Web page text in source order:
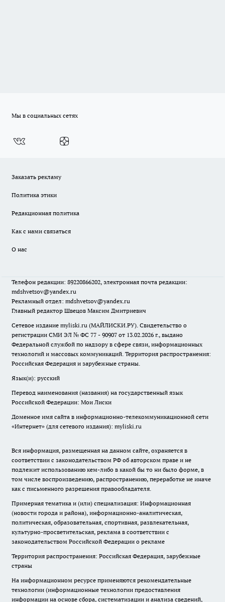
Мы в социальных сетях
Заказать рекламу
Политика этики
Редакционная политика
Как с нами связаться
О нас
Телефон редакции: 89220866202, электронная почта редакции:
mdshvetsov@yandex.ru
Рекламный отдел: mdshvetsov@yandex.ru
Главный редактор Швецов Максим Дмитриевич
Сетевое издание myliski.ru (МАЙЛИСКИ.РУ). Свидетельство о
регистрации СМИ ЭЛ № ФС 77 - 90907 от 13.02.2026 г., выдано
Федеральной службой по надзору в сфере связи, информационных
технологий и массовых коммуникаций. Территория распространения:
Российская Федерация и зарубежные страны.
Язык(и): русский
Перевод наименования (названия) на государственный язык
Российской Федерации: Мои Лиски
Доменное имя сайта в информационно-телекоммуникационной сети
«Интернет» (для сетевого издания): myliski.ru
Вся информация, размещенная на данном сайте, охраняется в
соответствии с законодательством РФ об авторском праве и не
подлежит использованию кем-либо в какой бы то ни было форме, в
том числе воспроизведению, распространению, переработке не иначе
как с письменного разрешения правообладателя.
Примерная тематика и (или) специализация: Информационная
(новости города и района), информационно-аналитическая,
политическая, образовательная, спортивная, развлекательная,
культурно-просветительская, реклама в соответствии с
законодательством Российской Федерации о рекламе
Территория распространения: Российская Федерация, зарубежные
страны
На информационном ресурсе применяются рекомендательные
технологии (информационные технологии предоставления
информации на основе сбора, систематизации и анализа сведений,